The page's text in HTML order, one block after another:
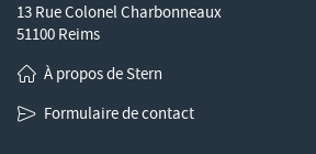
13 Rue Colonel Charbonneaux
51100 Reims
À propos de Stern
Formulaire de contact